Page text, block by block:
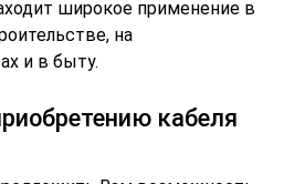
широкое применение в
на
и в быту.
кабеля